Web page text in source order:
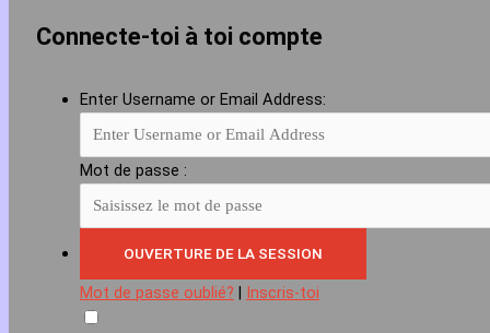
Connecte-toi à toi compte
Enter Username or Email Address:
Mot de passe :
Mot de passe oublié? | Inscris-toi